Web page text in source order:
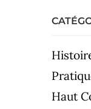
Haut